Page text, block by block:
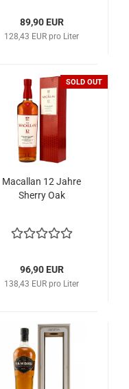
89,90 EUR
128,43 EUR pro Liter
SOLD OUT
Macallan 12 Jahre
Sherry Oak
96,90 EUR
138,43 EUR pro Liter